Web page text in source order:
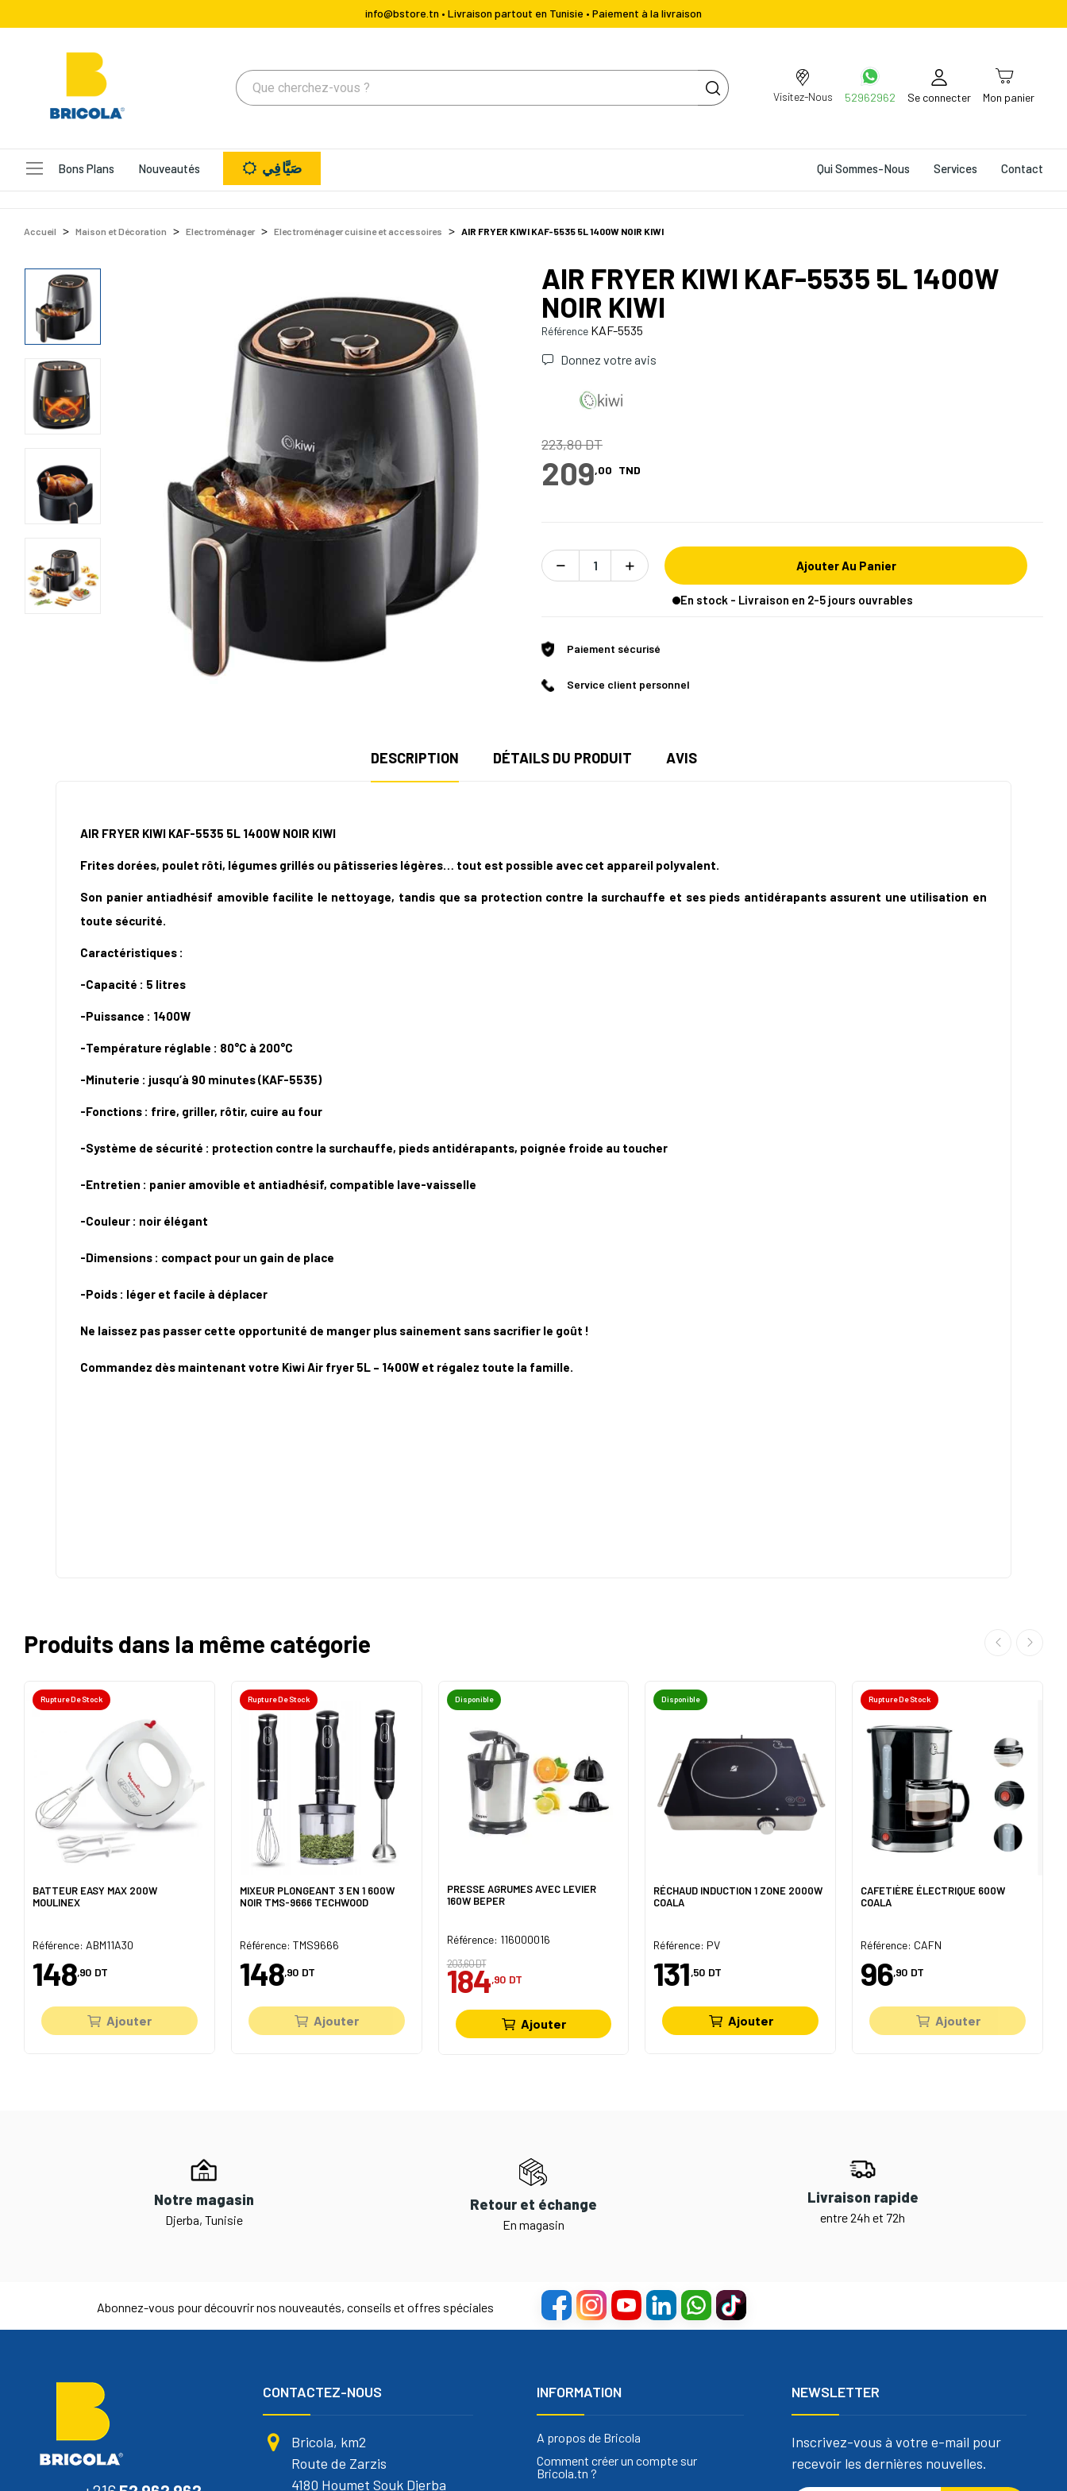
info@bstore.tn • Livraison partout en Tunisie • Paiement à la livraison
Visitez-Nous 52962962 Se connecter Mon panier
Bons Plans Nouveautés Qui Sommes-Nous Services Contact صَيَّافِي
Accueil Maison et Décoration Electroménager Electroménager cuisine et accessoires AIR FRYER KIWI KAF-5535 5L 1400W NOIR KIWI
AIR FRYER KIWI KAF-5535 5L 1400W
NOIR KIWI
Référence KAF-5535
Donnez votre avis
223,80 DT
209,00 TND
Ajouter Au Panier
En stock - Livraison en 2-5 jours ouvrables
Paiement sécurisé
Service client personnel
DESCRIPTION DÉTAILS DU PRODUIT AVIS
AIR FRYER KIWI KAF-5535 5L 1400W NOIR KIWI
Frites dorées, poulet rôti, légumes grillés ou pâtisseries légères… tout est possible avec cet appareil polyvalent.
Son panier antiadhésif amovible facilite le nettoyage, tandis que sa protection contre la surchauffe et ses pieds antidérapants assurent une utilisation en
toute sécurité.
Caractéristiques :
-Capacité : 5 litres
-Puissance : 1400W
-Température réglable : 80°C à 200°C
-Minuterie : jusqu’à 90 minutes (KAF-5535)
-Fonctions : frire, griller, rôtir, cuire au four
-Système de sécurité : protection contre la surchauffe, pieds antidérapants, poignée froide au toucher
-Entretien : panier amovible et antiadhésif, compatible lave-vaisselle
-Couleur : noir élégant
-Dimensions : compact pour un gain de place
-Poids : léger et facile à déplacer
Ne laissez pas passer cette opportunité de manger plus sainement sans sacrifier le goût !
Commandez dès maintenant votre Kiwi Air fryer 5L – 1400W et régalez toute la famille.
Produits dans la même catégorie
Rupture De Stock
BATTEUR EASY MAX 200W
MOULINEX
Référence: ABM11A30
148,90 DT
Ajouter
Rupture De Stock
MIXEUR PLONGEANT 3 EN 1 600W
NOIR TMS-9666 TECHWOOD
Référence: TMS9666
148,90 DT
Ajouter
Disponible
PRESSE AGRUMES AVEC LEVIER
160W BEPER
Référence: 116000016
203,60 DT
184,90 DT
Ajouter
Disponible
RÉCHAUD INDUCTION 1 ZONE 2000W
COALA
Référence: PV
131,50 DT
Ajouter
Rupture De Stock
CAFETIÈRE ÉLECTRIQUE 600W
COALA
Référence: CAFN
96,90 DT
Ajouter
Notre magasin
Djerba, Tunisie
Retour et échange
En magasin
Livraison rapide
entre 24h et 72h
Abonnez-vous pour découvrir nos nouveautés, conseils et offres spéciales
CONTACTEZ-NOUS
Bricola, km2
Route de Zarzis
4180 Houmet Souk Djerba
INFORMATION
A propos de Bricola
Comment créer un compte sur
Bricola.tn ?
NEWSLETTER
Inscrivez-vous à votre e-mail pour
recevoir les dernières nouvelles.